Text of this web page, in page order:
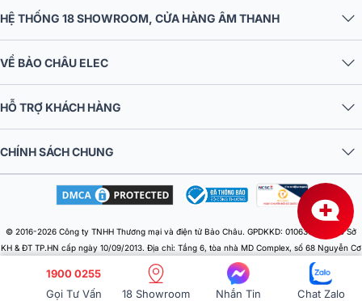
HỆ THỐNG 18 SHOWROOM, CỬA HÀNG ÂM THANH
VỀ BẢO CHÂU ELEC
HỖ TRỢ KHÁCH HÀNG
CHÍNH SÁCH CHUNG
© 2016-2026 Công ty TNHH Thương mại và điện tử Bảo Châu. GPDKKD: 0106303879 do Sở
KH & ĐT TP.HN cấp ngày 10/09/2013. Địa chỉ: Tầng 6, tòa nhà MD Complex, số 68 Nguyễn Cơ
Thạch, Phường Từ Liêm, Thành phố Hà Nội, Việt Nam. Điện thoại: 024 730 10 255. Email:
baochauelec@gmail.com. Chịu trách nhiệm nội dung: Nhật Lệ.
1900 0255
Gọi Tư Vấn
18 Showroom Nhắn Tin Chat Zalo